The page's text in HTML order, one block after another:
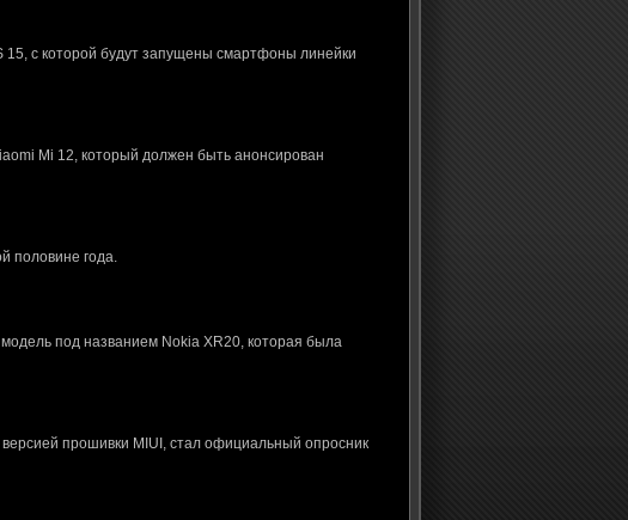
с которой будут запущены смартфоны линейки
Mi 12, который должен быть анонсирован
половине года.
под названием Nokia XR20, которая была
прошивки MIUI, стал официальный опросник